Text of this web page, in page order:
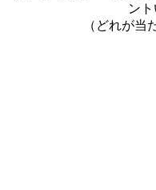
ント
（どれが当